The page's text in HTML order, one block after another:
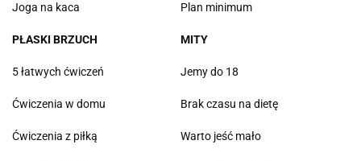
Joga na kaca Plan minimum
PŁASKI BRZUCH
5 łatwych ćwiczeń
Ćwiczenia w domu
Ćwiczenia z piłką
MITY
Jemy do 18
Brak czasu na dietę
Warto jeść mało